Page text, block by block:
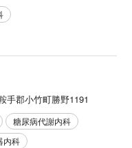
手郡小竹町勝野1191
糖尿病代謝内科
内科